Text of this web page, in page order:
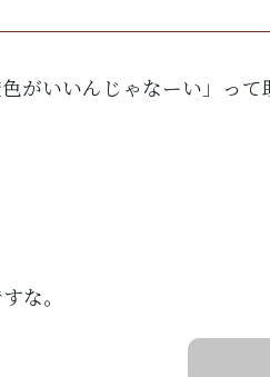
がいいんじゃなーい」って
な。